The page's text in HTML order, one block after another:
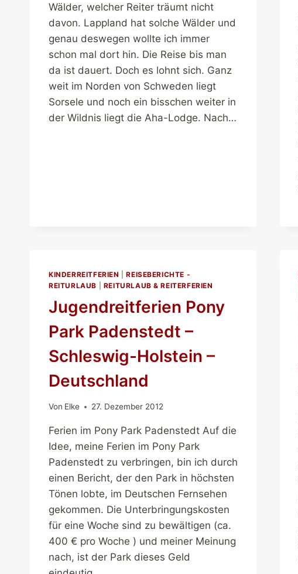
Wälder, welcher Reiter träumt nicht
davon. Lappland hat solche Wälder und
genau deswegen wollte ich immer
schon mal dort hin. Die Reise bis man
da ist dauert. Doch es lohnt sich. Ganz
weit im Norden von Schweden liegt
Sorsele und noch ein bisschen weiter in
der Wildnis liegt die Aha-Lodge. Nach…
KINDERREITFERIEN |REISEBERICHTE -
REITURLAUB
REITURLAUB & REITERFERIEN
Jugendreitferien Pony
Park Padenstedt –
Schleswig-Holstein –
Deutschland
Von Elke 27. Dezember 2012
Ferien im Pony Park Padenstedt Auf die
Idee, meine Ferien im Pony Park
Padenstedt zu verbringen, bin ich durch
einen Bericht, der den Park in höchsten
Tönen lobte, im Deutschen Fernsehen
gekommen. Die Unterbringungskosten
für eine Woche sind zu bewältigen (ca.
400 € pro Woche ) und meiner Meinung
nach, ist der Park dieses Geld